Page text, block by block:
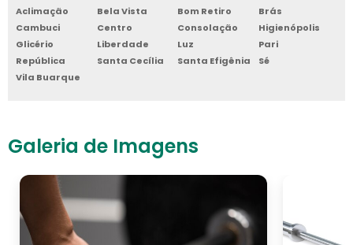
Aclimação Bela Vista Bom Retiro
Brás
Cambuci
Centro Consolação
Higienópolis
Glicério
Liberdade Luz
Pari
República
Santa Cecília Santa Efigênia
Sé
Vila Buarque
Galeria de Imagens